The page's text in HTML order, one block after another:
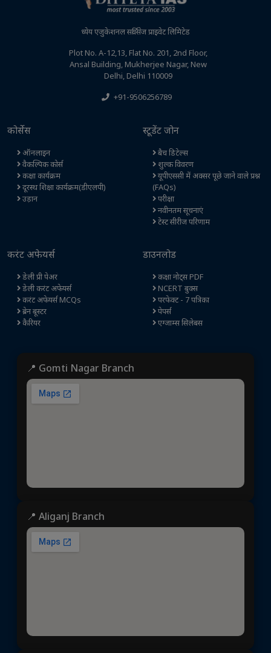
ध्येय एजुकेशनल सर्विसेज प्राइवेट लिमिटेड
Plot No. A-12,13, Flat No. 201, 2nd Floor,
Ansal Building, Mukherjee Nagar, New
Delhi, Delhi 110009
+91-9506256789
कोर्सेस
ऑनलाइन
वैकल्पिक कोर्स
कक्षा कार्यक्रम
दूरस्थ शिक्षा कार्यक्रम(डीएलपी)
उड़ान
स्टूडेंट जोन
बैच डिटेल्स
शुल्क विवरण
यूपीएससी में अक्सर पूछे जाने वाले प्रश्न
(FAQs)
परीक्षा
नवीनतम सूचनाएं
टेस्ट सीरीज परिणाम
करंट अफेयर्स
डेली प्री पेअर
डेली करंट अफेयर्स
करंट अफेयर्स MCQs
ब्रेन बूस्टर
कैरियर
डाउनलोड
कक्षा नोट्स PDF
NCERT बुक्स
परफेक्ट - 7 पत्रिका
पेपर्स
एग्जाम्स सिलेबस
📍 Gomti Nagar Branch
📍 Aliganj Branch